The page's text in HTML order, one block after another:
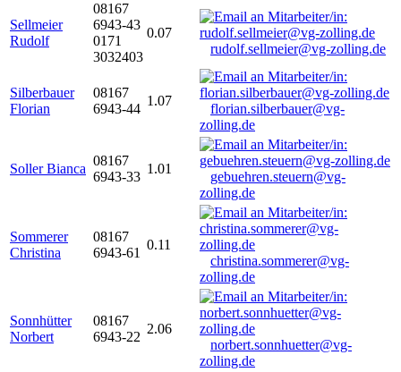
Sellmeier
Rudolf
08167
6943-43
0171
3032403
0.07
rudolf.sellmeier@vg-zolling.de
Silberbauer
Florian
08167
6943-44
1.07
florian.silberbauer@vg-
zolling.de
Soller Bianca
08167
6943-33
1.01
gebuehren.steuern@vg-
zolling.de
Sommerer
Christina
08167
6943-61
0.11
christina.sommerer@vg-
zolling.de
Sonnhütter
Norbert
08167
6943-22
2.06
norbert.sonnhuetter@vg-
zolling.de